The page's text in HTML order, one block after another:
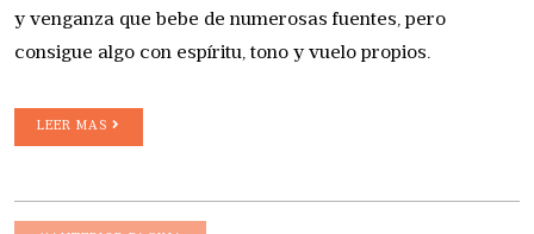
y venganza que bebe de numerosas fuentes, pero
consigue algo con espíritu, tono y vuelo propios.
LEER MAS